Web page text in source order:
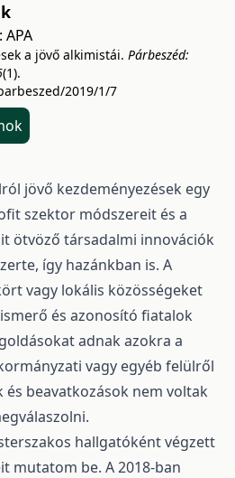
APA
a jövő alkimistái. Párbeszéd:
(1).
2019/1/7
jövő kezdeményezések egy
szektor módszereit és a
ötvöző társadalmi innovációk
így hazánkban is. A
vagy lokális közösségeket
és azonosító fiatalok
adnak azokra a
vagy egyéb felülről
és beavatkozások nem voltak
hallgatóként végzett
mutatom be. A 2018-ban